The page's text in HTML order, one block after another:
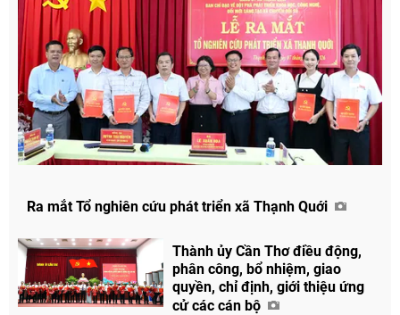
Facebook
Ra mắt Tổ nghiên cứu phát triển xã Thạnh Quới
Thành ủy Cần Thơ điều động,
phân công, bổ nhiệm, giao
quyền, chỉ định, giới thiệu ứng
cử các cán bộ